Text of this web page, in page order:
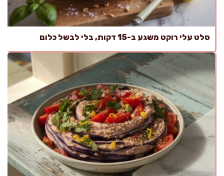
סלט עלי רוקט משגע ב-15 דקות, בלי לבשל כלום